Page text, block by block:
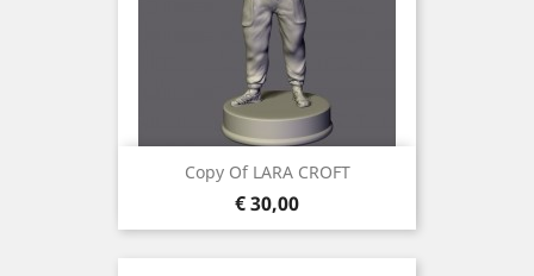
Copy Of LARA CROFT
Prijs
€ 30,00